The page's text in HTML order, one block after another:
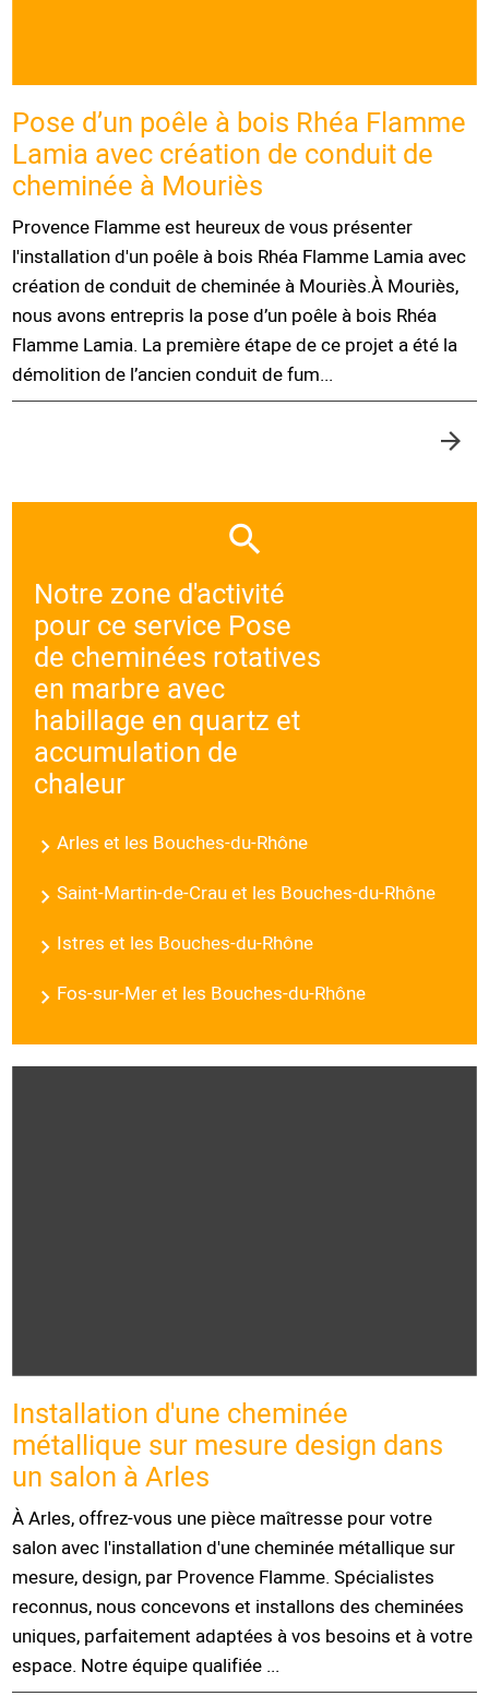
Pose d’un poêle à bois Rhéa Flamme
Lamia avec création de conduit de
cheminée à Mouriès
Provence Flamme est heureux de vous présenter
l'installation d'un poêle à bois Rhéa Flamme Lamia avec
création de conduit de cheminée à Mouriès.À Mouriès,
nous avons entrepris la pose d’un poêle à bois Rhéa
Flamme Lamia. La première étape de ce projet a été la
démolition de l’ancien conduit de fum...
Notre zone d'activité
pour ce service Pose
de cheminées rotatives
en marbre avec
habillage en quartz et
accumulation de
chaleur
Arles et les Bouches-du-Rhône
Saint-Martin-de-Crau et les Bouches-du-Rhône
Istres et les Bouches-du-Rhône
Fos-sur-Mer et les Bouches-du-Rhône
Installation d'une cheminée
métallique sur mesure design dans
un salon à Arles
À Arles, offrez-vous une pièce maîtresse pour votre
salon avec l'installation d'une cheminée métallique sur
mesure, design, par Provence Flamme. Spécialistes
reconnus, nous concevons et installons des cheminées
uniques, parfaitement adaptées à vos besoins et à votre
espace. Notre équipe qualifiée ...